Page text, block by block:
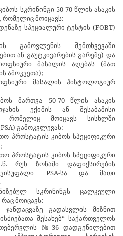
სკრინინგი 50-70 წლის ასაკის
რომელიც მოიცავს:
სპეციალური ტესტის (FOBT)
გამოვლენის შემთხვევაში
ან გაუტკივარების გარეშე) და
მასალის აღებას (მათ
ამოკვეთა);
მასალის ჰისტოლოგიურ
მართვა 50-70 წლის ასაკის
ექიმის ან შესაბამისი
რომელიც მოიცავს სისხლში
გამოკვლევას:
პროსტატის კიბოს სპეციფიკური
პროსტატის კიბოს სპეციფიკური
რუხ ზონაში დაფიქსირების
PSA-სა და მათი
სკრინინგს ცალკეული
მოიცავს:
გადასვლის მიზნით
შესახებ“ საქართველოს
№36 დადგენილებით